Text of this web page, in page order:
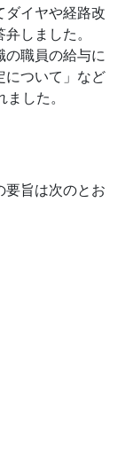
ダイヤや経路改
しました。
の職員の給与に
について」など
した。
要旨は次のとお